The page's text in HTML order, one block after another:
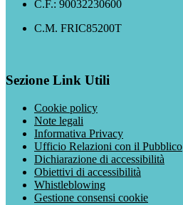
C.F.: 90032230600
C.M. FRIC85200T
Sezione Link Utili
Cookie policy
Note legali
Informativa Privacy
Ufficio Relazioni con il Pubblico
Dichiarazione di accessibilità
Obiettivi di accessibilità
Whistleblowing
Gestione consensi cookie